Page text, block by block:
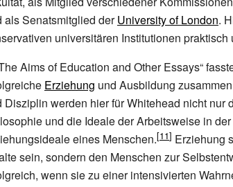
als Senatsmitglied derUniversity of London.
universitären Institutionen praktisch
Aims of Education and Other Essays“
Erziehung und Ausbildung
Disziplin werden hier für Whitehead nicht nur
und die Ideale der Arbeitsweise in
eines Menschen.
Erziehung
sein, sondern den Menschen zur
wenn sie zu einer intensivierten